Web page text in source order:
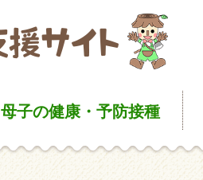
母子の健康 ・予防接種